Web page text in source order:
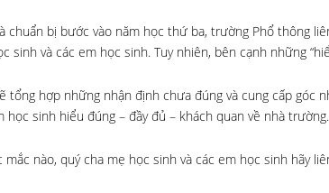
chuẩn bị bước vào năm học thứ ba, trường Phổ thông
sinh và các em học sinh. Tuy nhiên, bên cạnh những
tổng hợp những nhận định chưa đúng và cung cấp
học sinh hiểu đúng – đầy đủ – khách quan về nhà trường.
mắc nào, quý cha mẹ học sinh và các em học sinh hãy